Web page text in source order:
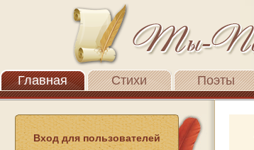
Главная Стихи Поэты
Вход для пользователей